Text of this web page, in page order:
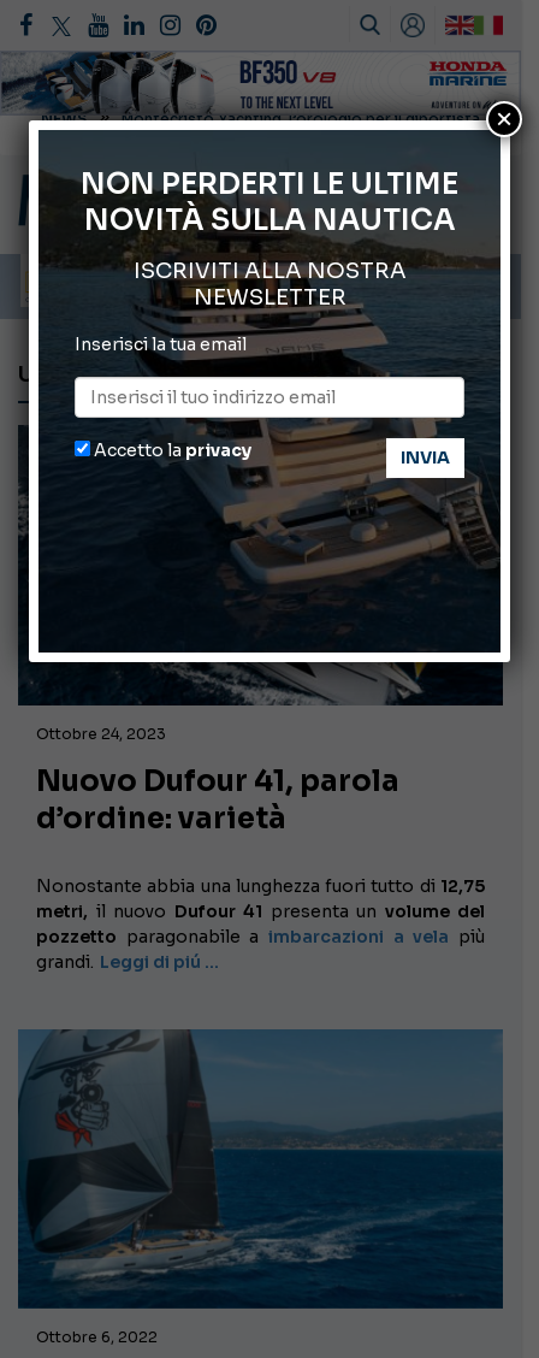
Gommoni Callegari acquisisce Geniuss
66° Salone Nautico Internazionale di Genova
Svelati i Mondiali di Wakeboard 2026
Cannes Yachting Festival 2026: tutte le novità attese a settembre
Montecristo Yachting, l’orologio per il diportista
UMBERTO FELCI
Ottobre 24, 2023
Nuovo Dufour 41, parola
d’ordine: varietà
Nonostante abbia una lunghezza fuori tutto di 12,75
metri, il nuovo Dufour 41 presenta un volume del
pozzetto paragonabile a imbarcazioni a vela più
grandi. Leggi di piú …
Ottobre 6, 2022
NON PERDERTI LE ULTIME
NOVITÀ SULLA NAUTICA
ISCRIVITI ALLA NOSTRA
NEWSLETTER
Inserisci la tua email
Accetto la privacy
×